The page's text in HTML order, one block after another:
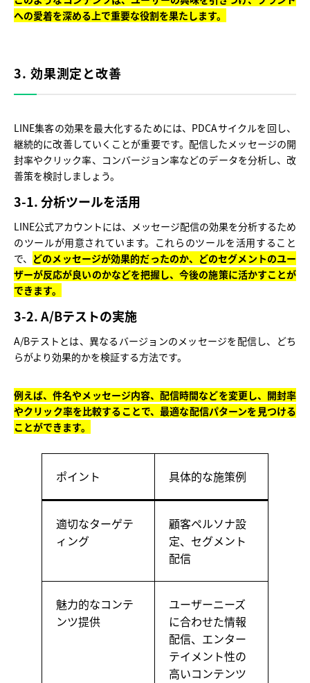
への愛着を深める上で重要な役割を果たします。
3. 効果測定と改善
LINE集客の効果を最大化するためには、PDCAサイクルを回し、
継続的に改善していくことが重要です。配信したメッセージの開
封率やクリック率、コンバージョン率などのデータを分析し、改
善策を検討しましょう。
3-1. 分析ツールを活用
LINE公式アカウントには、メッセージ配信の効果を分析するため
のツールが用意されています。これらのツールを活用すること
で、 どのメッセージが効果的だったのか、どのセグメントのユー
ザーが反応が良いのかなどを把握し、今後の施策に活かすことが
できます。
3-2. A/Bテストの実施
A/Bテストとは、異なるバージョンのメッセージを配信し、どち
らがより効果的かを検証する方法です。
例えば、件名やメッセージ内容、配信時間などを変更し、開封率
やクリック率を比較することで、最適な配信パターンを見つける
ことができます。
ポイント 具体的な施策例
適切なターゲテ
ィング
顧客ペルソナ設
定、セグメント
配信
魅力的なコンテ
ンツ提供
ユーザーニーズ
に合わせた情報
配信、エンター
テイメント性の
高いコンテンツ